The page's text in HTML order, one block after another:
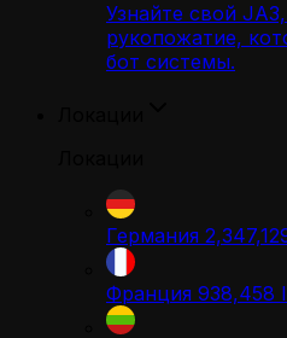
Узнайте свой
рукопожатие,
бот системы.
Германия
Франция 938,458